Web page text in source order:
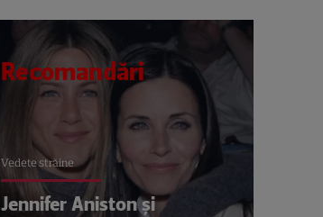
Recomandări
Vedete străine
Jennifer Aniston și